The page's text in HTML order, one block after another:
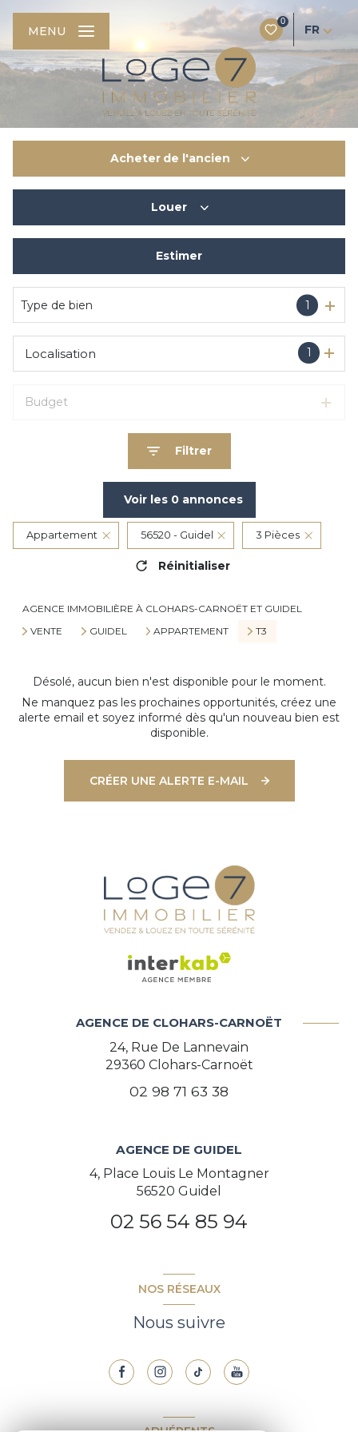
0
FR
MENU
Acheter de l'ancien
Du neuf
Louer
De l'immo pro
Estimer
Type de bien 1
1
Localisation
Budget
Filtrer
Voir les 0annonces
Appartement 56520 - Guidel 3 Pièces
Réinitialiser
AGENCE IMMOBILIÈRE À CLOHARS-CARNOËT ET GUIDEL
VENTE
GUIDEL APPARTEMENT T3
Désolé, aucun bien n'est disponible pour le moment.
Ne manquez pas les prochaines opportunités, créez une
alerte email et soyez informé dès qu'un nouveau bien est
disponible.
CRÉER UNE ALERTE E-MAIL
AGENCE DE CLOHARS-CARNOËT
24, Rue De Lannevain
29360 Clohars-Carnoët
02 98 71 63 38
AGENCE DE GUIDEL
4, Place Louis Le Montagner
56520 Guidel
02 56 54 85 94
NOS RÉSEAUX
Nous suivre